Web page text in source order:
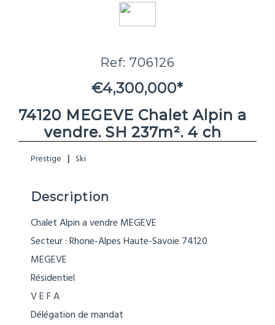
Ref: 706126
€4,300,000*
74120 MEGEVE Chalet Alpin a
vendre. SH 237m². 4 ch
Prestige Ski
Description
Chalet Alpin a vendre MEGEVE
Secteur : Rhone-Alpes Haute-Savoie 74120
MEGEVE
Résidentiel
V E F A
Délégation de mandat